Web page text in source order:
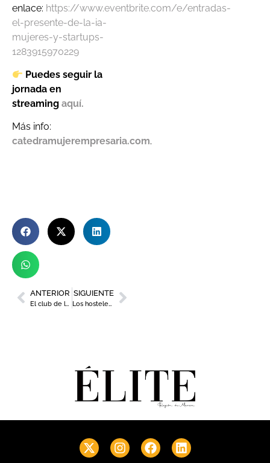
enlace: https://www.eventbrite.com/e/entradas-
el-presente-de-la-ia-
mujeres-y-startups-
1283915970229
Puedes seguir la
jornada en
streaming aquí.
Más info:
catedramujerempresaria.com.
ANTERIOR
El club de las primeras presidentas
SIGUIENTE
Los hosteleros regionales podrán cerrar dos horas más tarde en Semana Santa y Fiestas de Primavera